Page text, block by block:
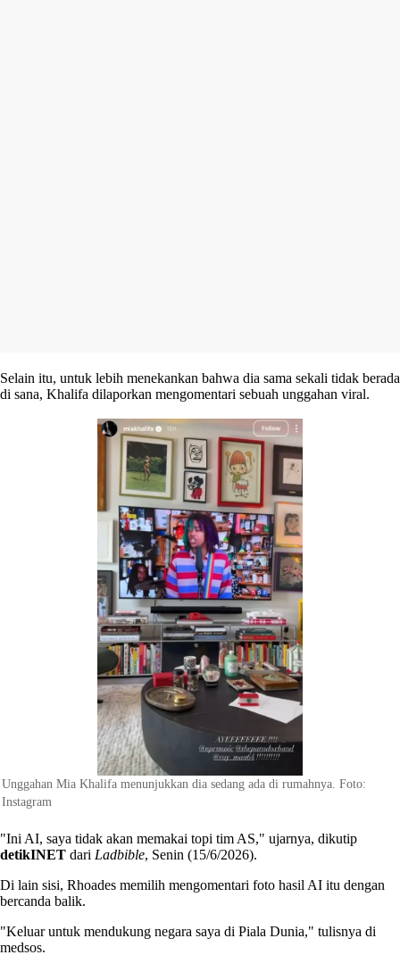
Selain itu, untuk lebih menekankan bahwa dia sama sekali tidak berada
di sana, Khalifa dilaporkan mengomentari sebuah unggahan viral.
Unggahan Mia Khalifa menunjukkan dia sedang ada di rumahnya. Foto:
Instagram
"Ini AI, saya tidak akan memakai topi tim AS," ujarnya, dikutip
detikINET dari Ladbible, Senin (15/6/2026).
Di lain sisi, Rhoades memilih mengomentari foto hasil AI itu dengan
bercanda balik.
"Keluar untuk mendukung negara saya di Piala Dunia," tulisnya di
medsos.